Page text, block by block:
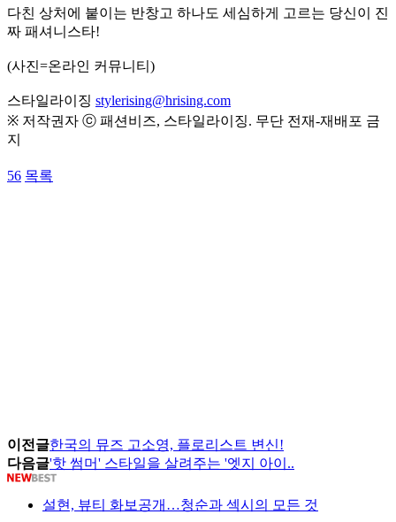
다친 상처에 붙이는 반창고 하나도 세심하게 고르는 당신이 진
짜 패셔니스타!
(사진=온라인 커뮤니티)
스타일라이징 stylerising@hrising.com
※ 저작권자 ⓒ 패션비즈, 스타일라이징. 무단 전재-재배포 금
지
56 목록
이전글한국의 뮤즈 고소영, 플로리스트 변신!
다음글'핫 썸머' 스타일을 살려주는 '엣지 아이..
설현, 뷰티 화보공개…청순과 섹시의 모든 것